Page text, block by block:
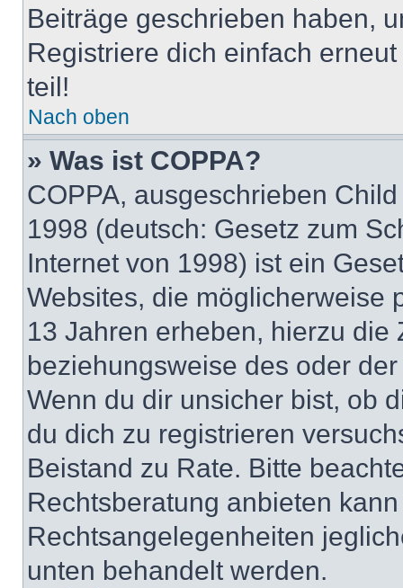
Beiträge geschrieben haben,
Registriere dich einfach
teil!
Nach oben
» Was ist COPPA?
COPPA, ausgeschrieben
1998 (deutsch: Gesetz zum
Internet von 1998) ist ein
Websites, die möglicherweise
13 Jahren erheben, hierzu die
beziehungsweise des oder
Wenn du dir unsicher bist, ob
du dich zu registrieren
Beistand zu Rate. Bitte
Rechtsberatung anbieten
Rechtsangelegenheiten
unten behandelt werden.